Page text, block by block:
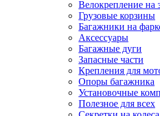
Велокрепление на
Грузовые корзины
Багажники на
Аксессуары
Багажные дуги
Запасные части
Крепления для
Опоры багажника
Установочные
Полезное для всех